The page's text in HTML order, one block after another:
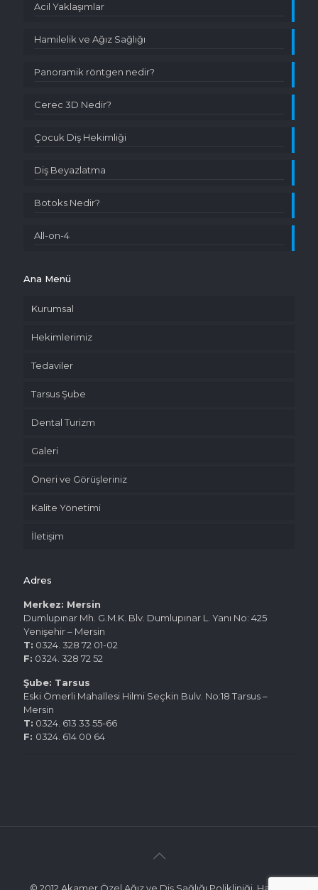
Acil Yaklaşımlar
Hamilelik ve Ağız Sağlığı
Panoramik röntgen nedir?
Cerec 3D Nedir?
Çocuk Diş Hekimliği
Diş Beyazlatma
Botoks Nedir?
All-on-4
Ana Menü
Kurumsal
Hekimlerimiz
Tedaviler
Tarsus Şube
Dental Turizm
Galeri
Öneri ve Görüşleriniz
Kalite Yönetimi
İletişim
Adres
Merkez: Mersin
Dumlupınar Mh. G.M.K. Blv. Dumlupınar L. Yanı No: 425
Yenişehir – Mersin
T: 0324. 328 72 01-02
F: 0324. 328 72 52
Şube: Tarsus
Eski Ömerli Mahallesi Hilmi Seçkin Bulv. No:18 Tarsus –
Mersin
T: 0324. 613 33 55-66
F: 0324. 614 00 64